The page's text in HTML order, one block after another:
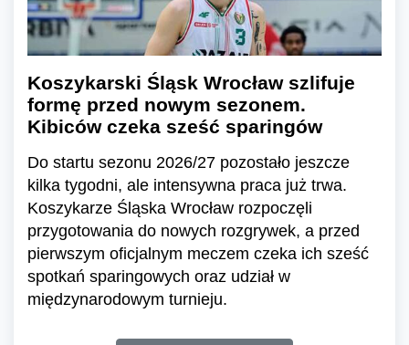
Koszykarski Śląsk Wrocław szlifuje
formę przed nowym sezonem.
Kibiców czeka sześć sparingów
Do startu sezonu 2026/27 pozostało jeszcze
kilka tygodni, ale intensywna praca już trwa.
Koszykarze Śląska Wrocław rozpoczęli
przygotowania do nowych rozgrywek, a przed
pierwszym oficjalnym meczem czeka ich sześć
spotkań sparingowych oraz udział w
międzynarodowym turnieju.